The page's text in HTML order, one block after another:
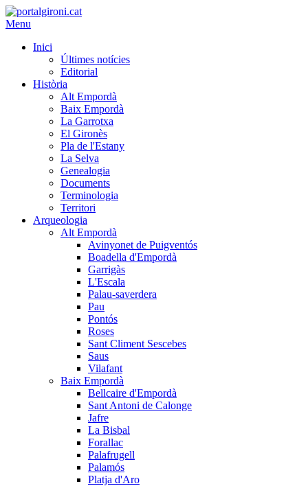
Menu
Inici
Últimes notícies
Editorial
Història
Alt Empordà
Baix Empordà
La Garrotxa
El Gironès
Pla de l'Estany
La Selva
Genealogia
Documents
Terminologia
Territori
Arqueologia
Alt Empordà
Avinyonet de Puigventós
Boadella d'Empordà
Garrigàs
L'Escala
Palau-saverdera
Pau
Pontós
Roses
Sant Climent Sescebes
Saus
Vilafant
Baix Empordà
Bellcaire d'Empordà
Sant Antoni de Calonge
Jafre
La Bisbal
Forallac
Palafrugell
Palamós
Platja d'Aro